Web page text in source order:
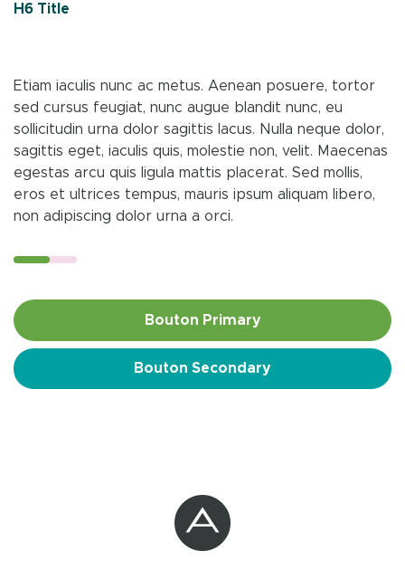
H6 Title
Etiam iaculis nunc ac metus. Aenean posuere, tortor
sed cursus feugiat, nunc augue blandit nunc, eu
sollicitudin urna dolor sagittis lacus. Nulla neque dolor,
sagittis eget, iaculis quis, molestie non, velit. Maecenas
egestas arcu quis ligula mattis placerat. Sed mollis,
eros et ultrices tempus, mauris ipsum aliquam libero,
non adipiscing dolor urna a orci.
Bouton Primary
Bouton Secondary